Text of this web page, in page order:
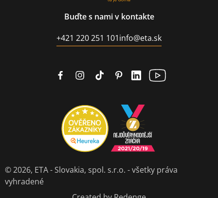
Buďte s nami v kontakte
+421 220 251 101info@eta.sk
© 2026, ETA - Slovakia, spol. s.r.o. - všetky práva
vyhradené